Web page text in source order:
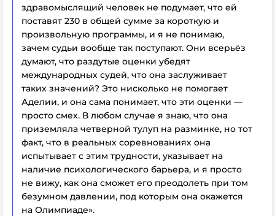
здравомыслящий человек не подумает, что ей
поставят 230 в общей сумме за короткую и
произвольную программы, и я не понимаю,
зачем судьи вообще так поступают. Они всерьёз
думают, что раздутые оценки убедят
международных судей, что она заслуживает
таких значений? Это нисколько не помогает
Аделии, и она сама понимает, что эти оценки —
просто смех. В любом случае я знаю, что она
приземляла четверной тулуп на разминке, но тот
факт, что в реальных соревнованиях она
испытывает с этим трудности, указывает на
наличие психологического барьера, и я просто
не вижу, как она сможет его преодолеть при том
безумном давлении, под которым она окажется
на Олимпиаде».